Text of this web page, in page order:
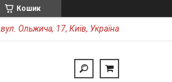
Кошик
вул. Ольжича, 17, Київ, Україна